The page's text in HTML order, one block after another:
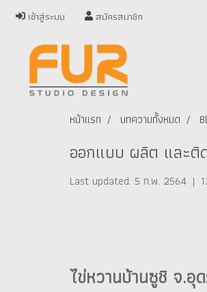
เข้าสู่ระบบ สมัครสมาชิก
หน้าแรก บทความทั้งหมด
ออกแบบ ผลิต และติ
Last updated: 5 ก.พ. 2564 |
ไข่หวานบ้านซูชิ จ.